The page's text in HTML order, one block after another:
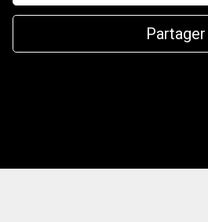
Partager